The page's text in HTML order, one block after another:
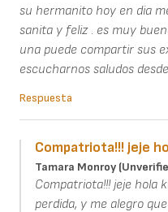
su hermanito hoy en dia
sanita y feliz . es muy
una puede compartir sus
escucharnos saludos
Respuesta
Compatriota!!! jeje
Tamara Monroy
Compatriota!!! jeje hola
perdida, y me alegro